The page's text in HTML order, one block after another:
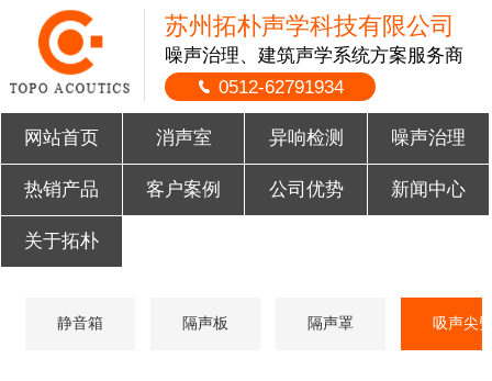
苏州拓朴声学科技有限公司
噪声治理、建筑声学系统方案服务商
0512-62791934
网站首页 消声室 异响检测 噪声治理
热销产品 客户案例 公司优势 新闻中心
关于拓朴
静音箱 隔声板 隔声罩 吸声尖